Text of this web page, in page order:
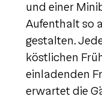
und einer
Aufenthalt so
gestalten.
köstlichen
einladenden
erwartet die